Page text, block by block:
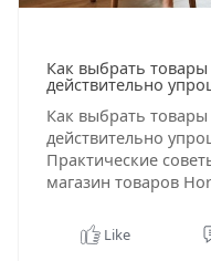
Как выбрать
действительно
Как выбрать
действительно
Практические
магазин товаров
Like